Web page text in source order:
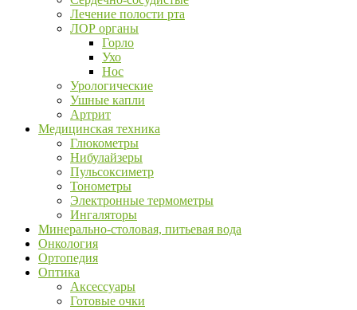
Лечение полости рта
ЛОР органы
Горло
Ухо
Нос
Урологические
Ушные капли
Артрит
Медицинская техника
Глюкометры
Нибулайзеры
Пульсоксиметр
Тонометры
Электронные термометры
Ингаляторы
Минерально-столовая, питьевая вода
Онкология
Ортопедия
Оптика
Аксессуары
Готовые очки